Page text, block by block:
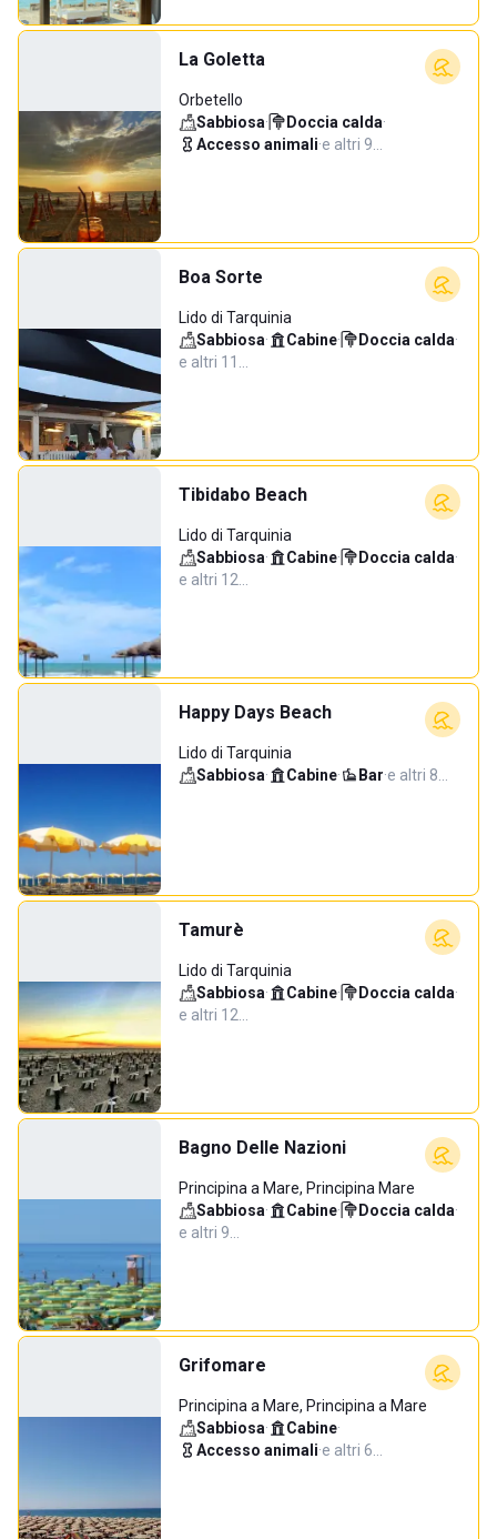
La Goletta
Orbetello
Sabbiosa· Doccia calda·
Accesso animali·e altri 9…
Boa Sorte
Lido di Tarquinia
Sabbiosa· Cabine· Doccia calda·
e altri 11…
Tibidabo Beach
Lido di Tarquinia
Sabbiosa· Cabine· Doccia calda·
e altri 12…
Happy Days Beach
Lido di Tarquinia
Sabbiosa· Cabine· Bar·e altri 8…
Tamurè
Lido di Tarquinia
Sabbiosa· Cabine· Doccia calda·
e altri 12…
Bagno Delle Nazioni
Principina a Mare, Principina Mare
Sabbiosa· Cabine· Doccia calda·
e altri 9…
Grifomare
Principina a Mare, Principina a Mare
Sabbiosa· Cabine·
Accesso animali·e altri 6…